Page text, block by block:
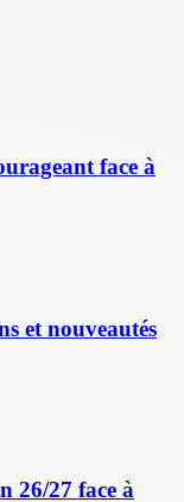
face à
et nouveautés
26/27 face à